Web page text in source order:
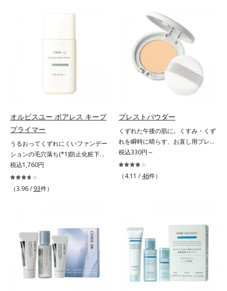
穴悩みも取り去り、一瞬で気持ちの
かつてないクレンジング(*2)をご用
端研究により、ナノバブルよりも小
かに小さい超微粒子とオイルが肌と
て肌表面にうるおいベールを形成。
これにより、洗い流した瞬間に汚れ
が肌に再付着することを防止し、細
かい毛穴汚れをごっそりするん！角
栓溶解オイル(*4)が詰まりや黒ずみ
も溶かして、毛穴の目立ちにくいす
べすべ肌に洗い上げます。大人肌の
ためのくすみ(*5)を晴らすアプロー
しくなる晴れやかな肌に導きます。
*1 ポーラ化成独自の（Ｃ１２－２
０）アルキルグルコシド（保湿）で
形成するミセルから、汚れをはね返
す水の膜をつくる技術が日本初
と密着し、定着効果をもたらすツヤ
記憶マグネット成分(*1)を配合しま
した。さらにキューティクルとなじ
みが良いキューティクルリペア成分
(*3)が、開いたキューティクルにピ
タッと密着し、毎朝手ぐしでツヤが
整うほどの美しい素髪へ導きます。
そのほか、健康的な印象の髪に導く
分が乾燥ダメージをケアし、毛髪の
うるおいをUP・11種のアミノ酸
(*5)：エッセンスインヘアミルクと
共通成分で毛髪を補修・タンパク質
補給成分(*6)：毛髪を補修してハリ
コシをUP・コレステロール(*7)：髪
の“定着”着想。毛髪水分との結合処
方で定着*3 イソステアロイル加水
分解シルク（毛髪補修成分）*4 ト
コフェロール、テトラヘキシルデカ
ン酸アスコルビル（保湿）*5 アル
ギニン、グリシン、アスパラギン
オルビスユー ポアレス キープ
プライマー
うるおってくずれにくいファンデー
ションの毛穴落ち(*1)防止化粧下
地。ファンデーションの毛穴落ち
(*1)防止化粧下地です。毛穴
1/10000サイズのマイクロカバー成
ず、メイクのりがUPします。水分
と皮脂のバランスを整え、乾燥＆ベ
タつきレスに。さらに毛穴周りの肌
にうるおいを与え、キュッと引き締
め＆ハリ感をUPさせます。また皮
税込1,760円
（3.96 / 93件）
プレストパウダー
くずれた午後の肌に。くすみ・くず
れを瞬時に晴らす、お直し用プレス
トパウダー。くすみ・くずれを瞬時
に晴らす、お直し用のプレストパウ
ダーです。朝のメイクから時間が経
ションのすき間にフィットし、凹凸
や毛穴をフラットに整えます。また
お直しと同時にうるおいを補給。さ
らに余分な皮脂を吸着して、水分と
皮脂のバランスをコントロールし、
メイクがくずれにくい肌へ。“立て
税込330円～
（4.11 / 46件）